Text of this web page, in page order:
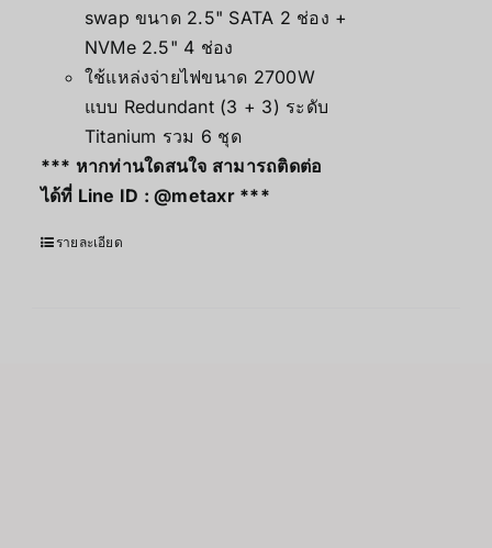
swap ขนาด 2.5" SATA 2 ช่อง +
NVMe 2.5" 4 ช่อง
ใช้แหล่งจ่ายไฟขนาด 2700W
แบบ Redundant (3 + 3) ระดับ
Titanium รวม 6 ชุด
*** หากท่านใดสนใจ สามารถติดต่อ
ได้ที่ Line ID :@metaxr***
รายละเอียด